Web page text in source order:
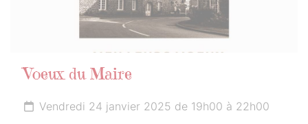
Voeux du Maire
Vendredi 24 janvier 2025 de 19h00 à 22h00